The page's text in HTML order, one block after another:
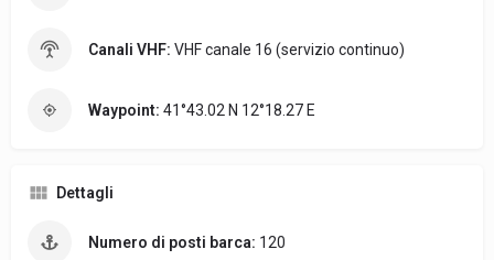
Canali VHF: VHF canale 16 (servizio continuo)
Waypoint: 41°43.02 N 12°18.27 E
Dettagli
Numero di posti barca: 120